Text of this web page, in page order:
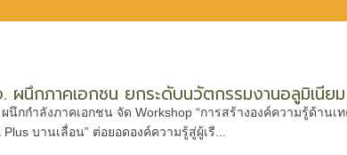
ผนึกภาคเอกชน ยกระดับนวัตกรรมงานอลูมิเนียม
นึกกำลังภาคเอกชน จัด Workshop “การสร้างองค์ความรู้ด้าน
Plus บานเลื่อน” ต่อยอดองค์ความรู้สู่ผู้เรี...